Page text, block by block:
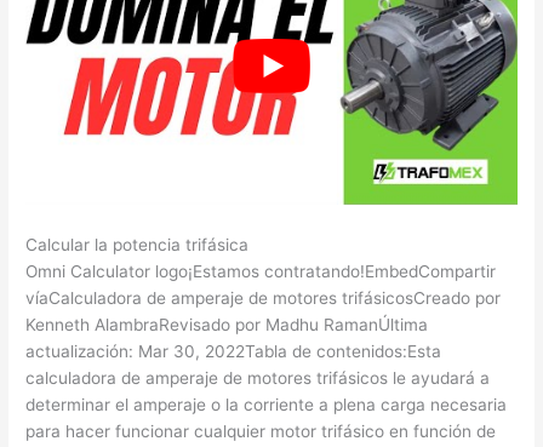
Calcular la potencia trifásica
Omni Calculator logo¡Estamos contratando!EmbedCompartir
víaCalculadora de amperaje de motores trifásicosCreado por
Kenneth AlambraRevisado por Madhu RamanÚltima
actualización: Mar 30, 2022Tabla de contenidos:Esta
calculadora de amperaje de motores trifásicos le ayudará a
determinar el amperaje o la corriente a plena carga necesaria
para hacer funcionar cualquier motor trifásico en función de